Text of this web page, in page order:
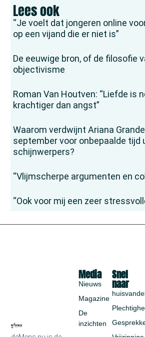
Lees ook
“Je voelt dat jongeren online
op een vijand die er niet is”
De eeuwige bron, of de filosofie
objectivisme
Roman Van Houtven: “Liefde is
krachtiger dan angst”
Waarom verdwijnt Ariana
september voor onbepaalde tijd
schijnwerpers?
“Vlijmscherpe argumenten en
“Ook voor mij een zeer
Snel
naar
Media
Nieuws
Magazine
De
inzichten